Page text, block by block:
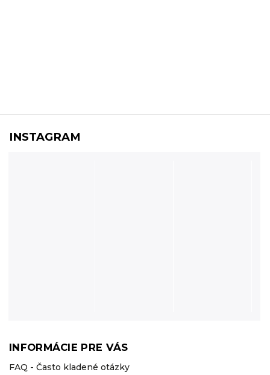
INFORMÁCIE PRE VÁS
FAQ - Často kladené otázky
INSTAGRAM